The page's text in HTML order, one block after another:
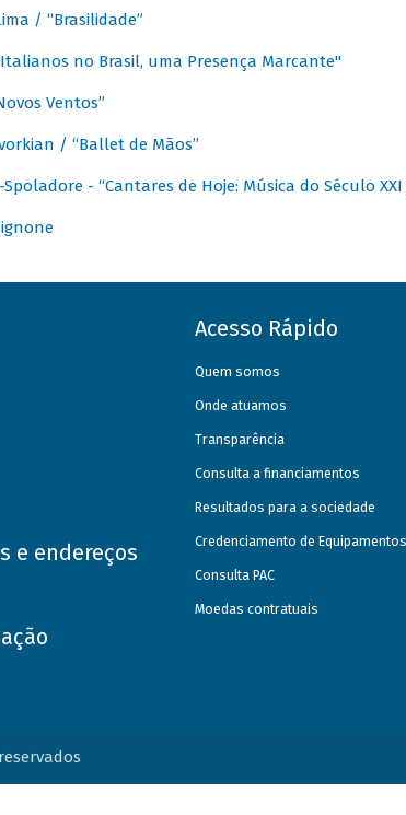
/ “Brasilidade”
no Brasil, uma Presença Marcante"
Ventos”
/ “Ballet de Mãos”
- “Cantares de Hoje: Música do Século XXI
e endereços
Acesso Rápido
Quem somos
Onde atuamos
Transparência
Consulta a financiamentos
Resultados para a sociedade
Credenciamento de Equipamentos
Consulta PAC
Moedas contratuais